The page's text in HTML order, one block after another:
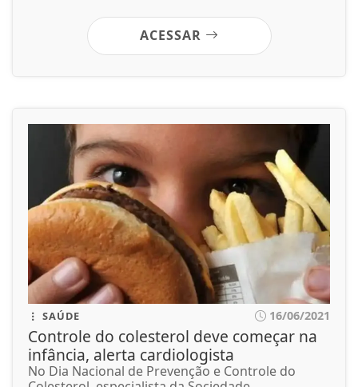
ACESSAR
SAÚDE 16/06/2021
Controle do colesterol deve começar na
infância, alerta cardiologista
No Dia Nacional de Prevenção e Controle do